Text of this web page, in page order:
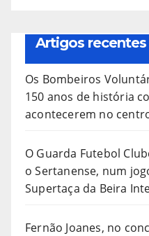
Artigos recentes
Os Bombeiros
150 anos de história
acontecerem no
O Guarda Futebol
o Sertanense, num
Supertaça da Beira
Fernão Joanes, no